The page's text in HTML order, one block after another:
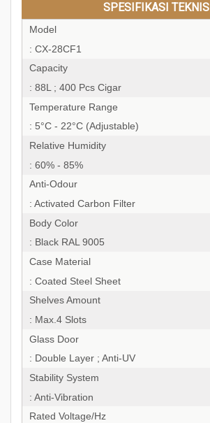
SPESIFIKASI TEKNIS
Model
: CX-28CF1
Capacity
: 88L ; 400 Pcs Cigar
Temperature Range
: 5°C - 22°C (Adjustable)
Relative Humidity
: 60% - 85%
Anti-Odour
: Activated Carbon Filter
Body Color
: Black RAL 9005
Case Material
: Coated Steel Sheet
Shelves Amount
: Max.4 Slots
Glass Door
: Double Layer ; Anti-UV
Stability System
: Anti-Vibration
Rated Voltage/Hz